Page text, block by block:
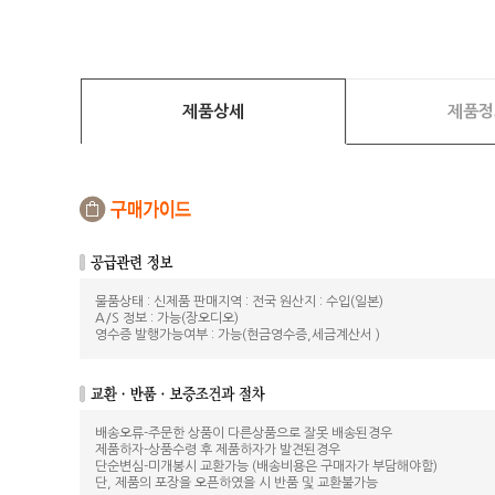
제품상세 제품
물품상태 : 신제품 판매지역 : 전국 원산지 : 수입(일본)
A/S 정보 : 가능(장오디오)
영수증 발행가능여부 : 가능(현금영수증,세금계산서 )
배송오류-주문한 상품이 다른상품으로 잘못 배송된경우
제품하자-상품수령 후 제품하자가 발견된경우
단순변심-미개봉시 교환가능 (배송비용은 구매자가 부담해야함)
단, 제품의 포장을 오픈하였을 시 반품 및 교환불가능